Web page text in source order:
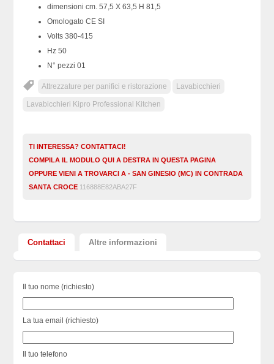
dimensioni cm. 57,5 X 63,5 H 81,5
Omologato CE SI
Volts 380-415
Hz 50
N° pezzi 01
Attrezzature per panifici e ristorazione Lavabicchieri
Lavabicchieri Kipro Professional Kitchen
TI INTERESSA? CONTATTACI!
COMPILA IL MODULO QUI A DESTRA IN QUESTA PAGINA
OPPURE VIENI A TROVARCI A - SAN GINESIO (MC) IN CONTRADA
SANTA CROCE 116888E82ABA27F
Contattaci Altre informazioni
Il tuo nome (richiesto)
La tua email (richiesto)
Il tuo telefono